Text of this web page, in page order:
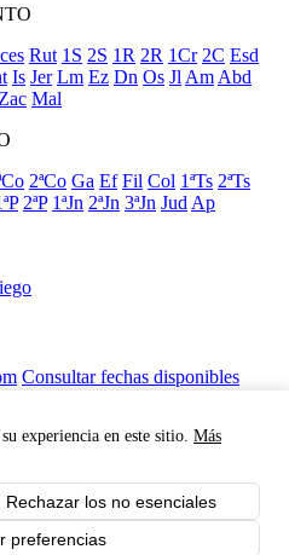
experiencia en este sitio. Más
Rechazar los no esenciales
preferencias
Rut 1S 2S 1R 2R 1Cr 2C Esd
Is Jer Lm Ez Dn Os Jl Am Abd
Zac Mal
2ªCo Ga Ef Fil Col 1ªTs 2ªTs
2ªP 1ªJn 2ªJn 3ªJn Jud Ap
Consultar fechas disponibles